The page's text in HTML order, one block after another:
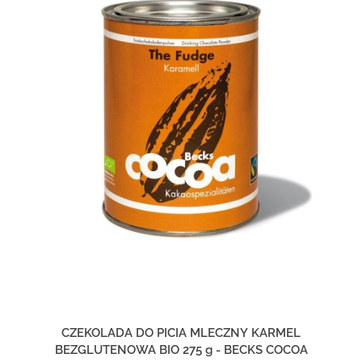
CZEKOLADA DO PICIA MLECZNY KARMEL
BEZGLUTENOWA BIO 275 g - BECKS COCOA